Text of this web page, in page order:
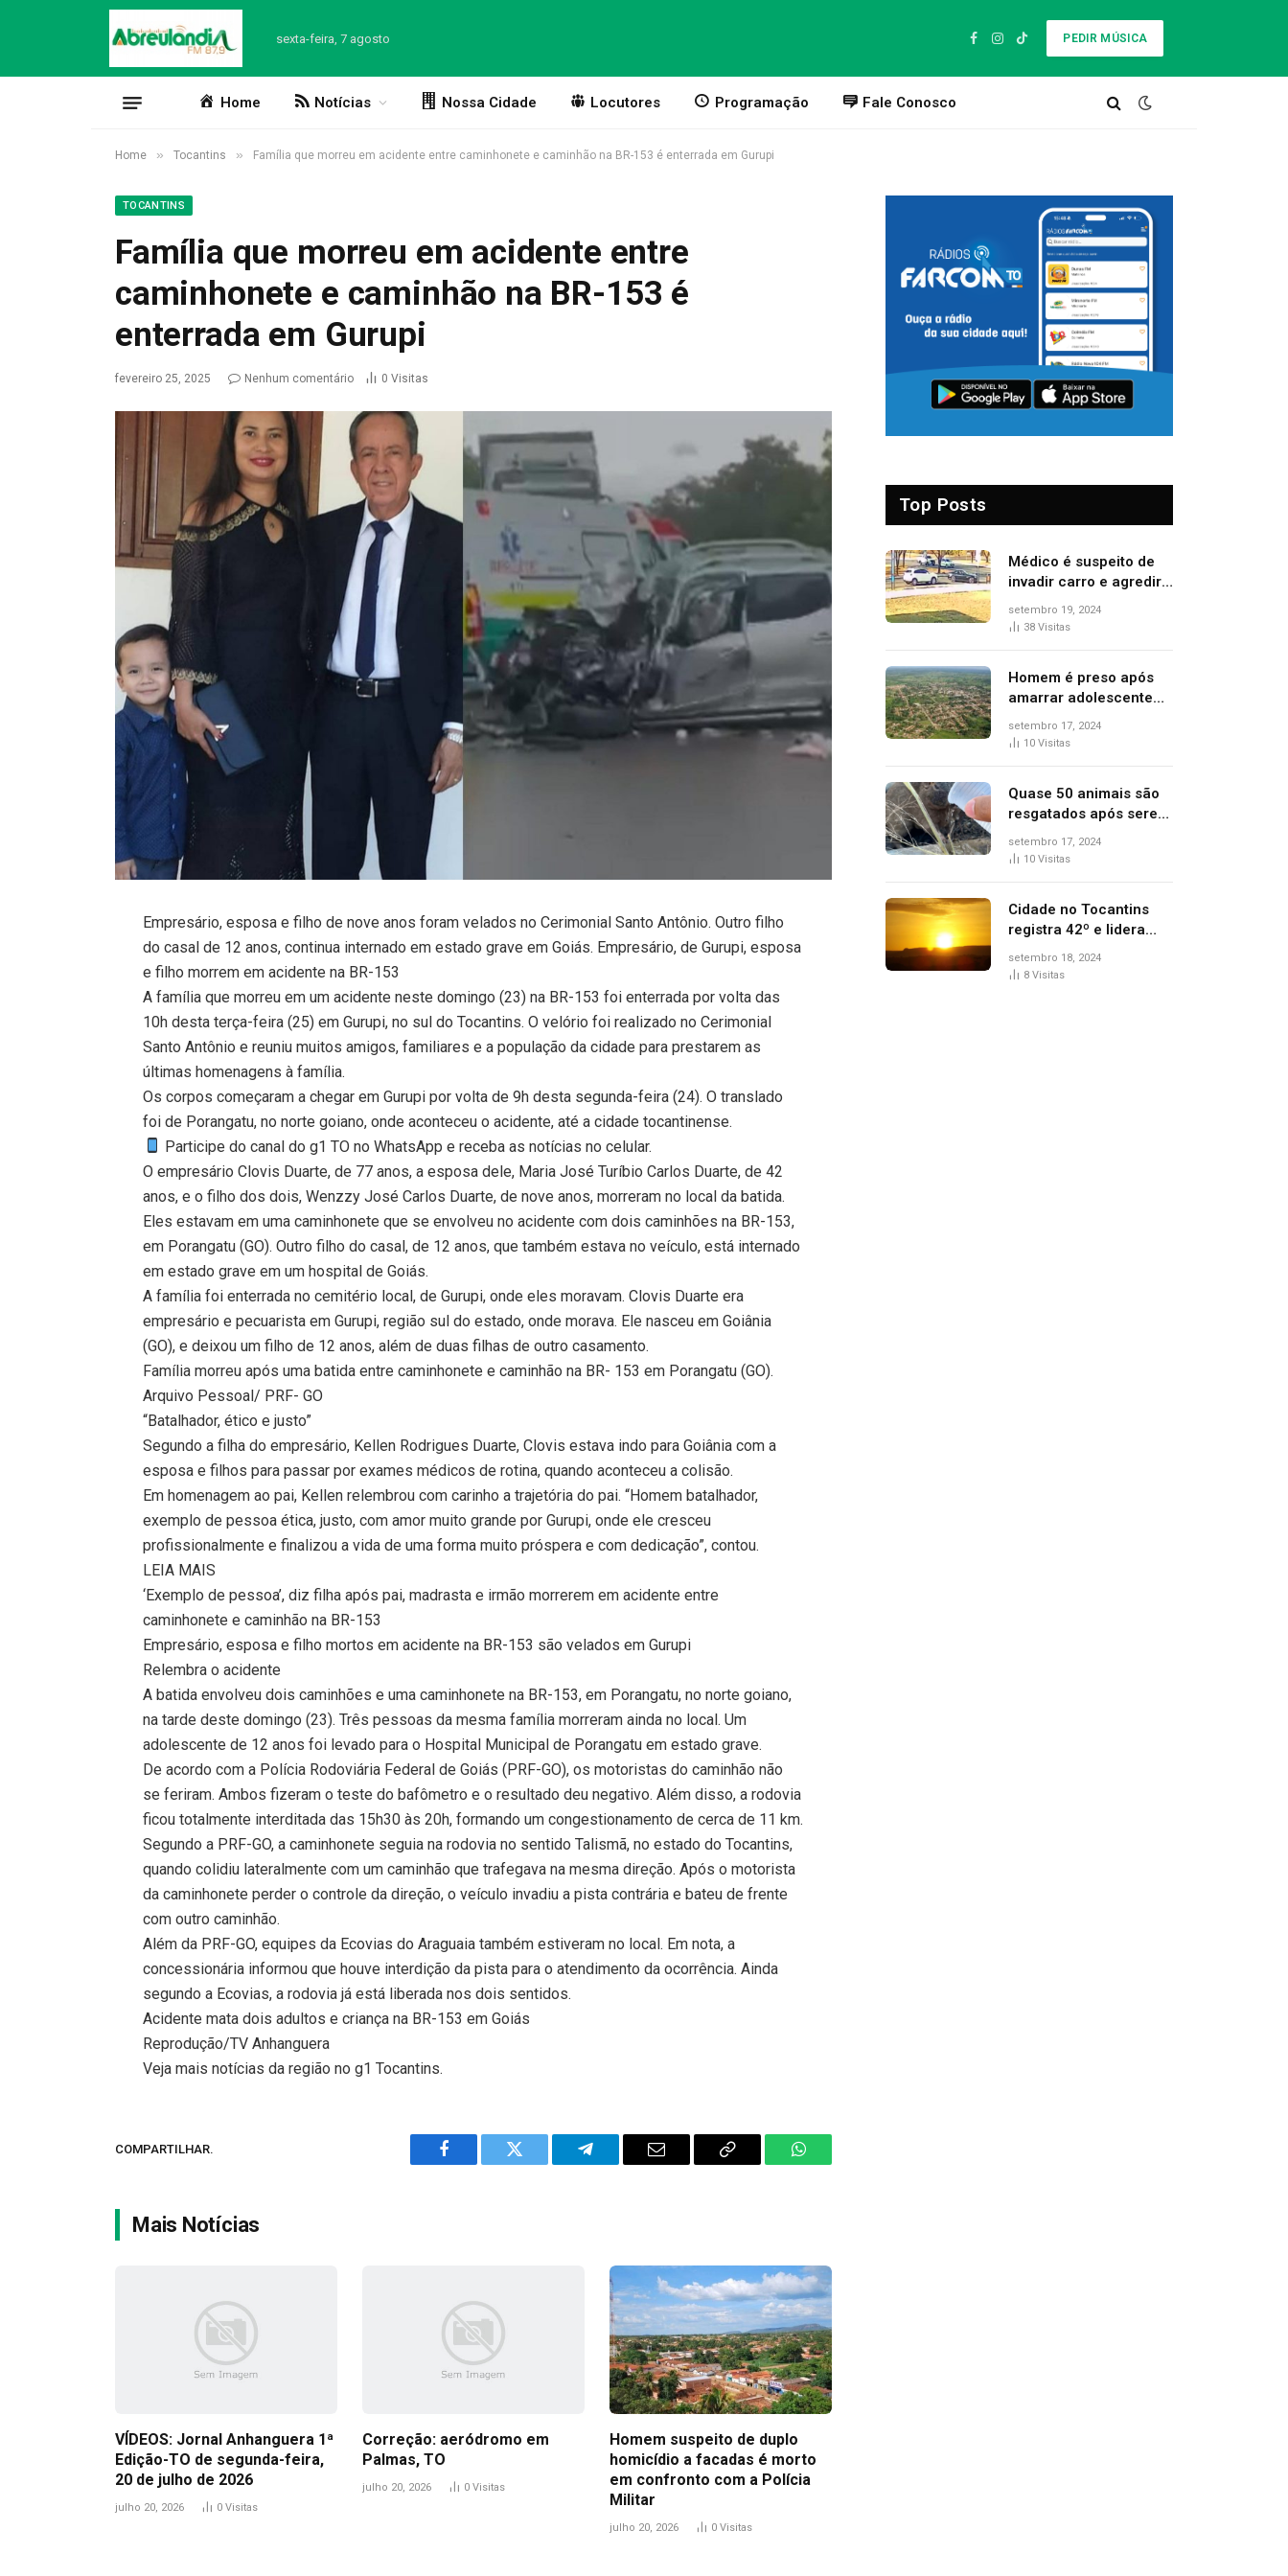
sexta-feira, 7 agosto
Facebook
Instagram
TikTok
PEDIR MÚSICA
Home Notícias Nossa Cidade Locutores Programação Fale Conosco
Home » Tocantins » Família que morreu em acidente entre caminhonete e caminhão na BR-153 é enterrada em Gurupi
TOCANTINS
Família que morreu em acidente entre
caminhonete e caminhão na BR-153 é
enterrada em Gurupi
fevereiro 25, 2025 Nenhum comentário 0 Visitas
Empresário, esposa e filho de nove anos foram velados no Cerimonial Santo Antônio. Outro filho
do casal de 12 anos, continua internado em estado grave em Goiás. Empresário, de Gurupi, esposa
e filho morrem em acidente na BR-153
A família que morreu em um acidente neste domingo (23) na BR-153 foi enterrada por volta das
10h desta terça-feira (25) em Gurupi, no sul do Tocantins. O velório foi realizado no Cerimonial
Santo Antônio e reuniu muitos amigos, familiares e a população da cidade para prestarem as
últimas homenagens à família.
Os corpos começaram a chegar em Gurupi por volta de 9h desta segunda-feira (24). O translado
foi de Porangatu, no norte goiano, onde aconteceu o acidente, até a cidade tocantinense.
Participe do canal do g1 TO no WhatsApp e receba as notícias no celular.
O empresário Clovis Duarte, de 77 anos, a esposa dele, Maria José Turíbio Carlos Duarte, de 42
anos, e o filho dos dois, Wenzzy José Carlos Duarte, de nove anos, morreram no local da batida.
Eles estavam em uma caminhonete que se envolveu no acidente com dois caminhões na BR-153,
em Porangatu (GO). Outro filho do casal, de 12 anos, que também estava no veículo, está internado
em estado grave em um hospital de Goiás.
A família foi enterrada no cemitério local, de Gurupi, onde eles moravam. Clovis Duarte era
empresário e pecuarista em Gurupi, região sul do estado, onde morava. Ele nasceu em Goiânia
(GO), e deixou um filho de 12 anos, além de duas filhas de outro casamento.
Família morreu após uma batida entre caminhonete e caminhão na BR- 153 em Porangatu (GO).
Arquivo Pessoal/ PRF- GO
“Batalhador, ético e justo”
Segundo a filha do empresário, Kellen Rodrigues Duarte, Clovis estava indo para Goiânia com a
esposa e filhos para passar por exames médicos de rotina, quando aconteceu a colisão.
Em homenagem ao pai, Kellen relembrou com carinho a trajetória do pai. “Homem batalhador,
exemplo de pessoa ética, justo, com amor muito grande por Gurupi, onde ele cresceu
profissionalmente e finalizou a vida de uma forma muito próspera e com dedicação”, contou.
LEIA MAIS
‘Exemplo de pessoa’, diz filha após pai, madrasta e irmão morrerem em acidente entre
caminhonete e caminhão na BR-153
Empresário, esposa e filho mortos em acidente na BR-153 são velados em Gurupi
Relembra o acidente
A batida envolveu dois caminhões e uma caminhonete na BR-153, em Porangatu, no norte goiano,
na tarde deste domingo (23). Três pessoas da mesma família morreram ainda no local. Um
adolescente de 12 anos foi levado para o Hospital Municipal de Porangatu em estado grave.
De acordo com a Polícia Rodoviária Federal de Goiás (PRF-GO), os motoristas do caminhão não
se feriram. Ambos fizeram o teste do bafômetro e o resultado deu negativo. Além disso, a rodovia
ficou totalmente interditada das 15h30 às 20h, formando um congestionamento de cerca de 11 km.
Segundo a PRF-GO, a caminhonete seguia na rodovia no sentido Talismã, no estado do Tocantins,
quando colidiu lateralmente com um caminhão que trafegava na mesma direção. Após o motorista
da caminhonete perder o controle da direção, o veículo invadiu a pista contrária e bateu de frente
com outro caminhão.
Além da PRF-GO, equipes da Ecovias do Araguaia também estiveram no local. Em nota, a
concessionária informou que houve interdição da pista para o atendimento da ocorrência. Ainda
segundo a Ecovias, a rodovia já está liberada nos dois sentidos.
Acidente mata dois adultos e criança na BR-153 em Goiás
Reprodução/TV Anhanguera
Veja mais notícias da região no g1 Tocantins.
COMPARTILHAR.
Facebook Twitter Telegram Email
Copy
WhatsApp
Mais Notícias
VÍDEOS: Jornal Anhanguera 1ª
Edição-TO de segunda-feira,
20 de julho de 2026
julho 20, 2026 0 Visitas
Correção: aeródromo em
Palmas, TO
julho 20, 2026 0 Visitas
Homem suspeito de duplo
homicídio a facadas é morto
em confronto com a Polícia
Militar
julho 20, 2026 0 Visitas
Top Posts
Médico é suspeito de
invadir carro e agredir
delegado aposentado
durante confusão no
setembro 19, 2024
38 Visitas
Homem é preso após
amarrar adolescente
suspeito de furto em
estaca de cerca e
setembro 17, 2024
10 Visitas
Quase 50 animais são
resgatados após serem
vítimas de incêndios
florestais no Tocantins
setembro 17, 2024
10 Visitas
Cidade no Tocantins
registra 42º e lidera
lista de cidades mais
quentes do país, diz
setembro 18, 2024
8 Visitas